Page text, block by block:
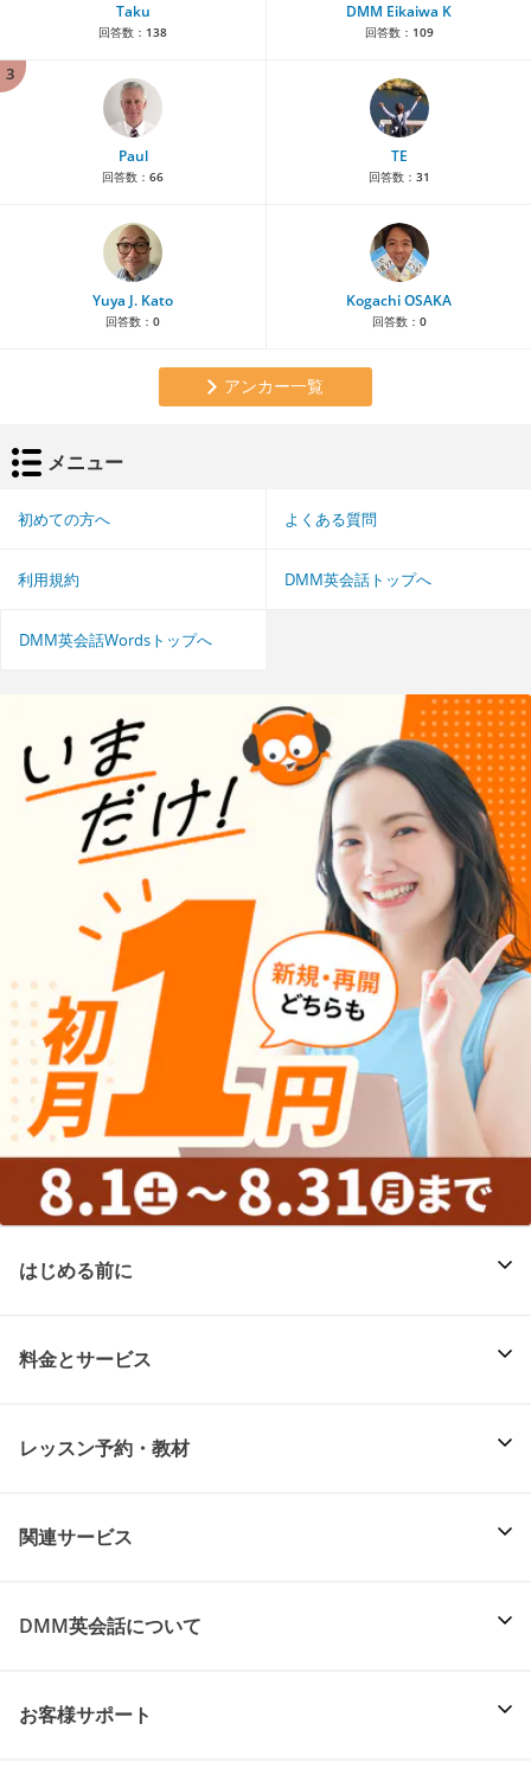
Taku
回答数： 138
DMM Eikaiwa K
回答数： 109
3
Paul
回答数： 66
TE
回答数： 31
Yuya J. Kato
回答数： 0
Kogachi OSAKA
回答数： 0
アンカー一覧
メニュー
初めての方へ よくある質問
利用規約 DMM英会話トップへ
DMM英会話Wordsトップへ
はじめる前に
料金とサービス
レッスン予約・教材
関連サービス
DMM英会話について
お客様サポート